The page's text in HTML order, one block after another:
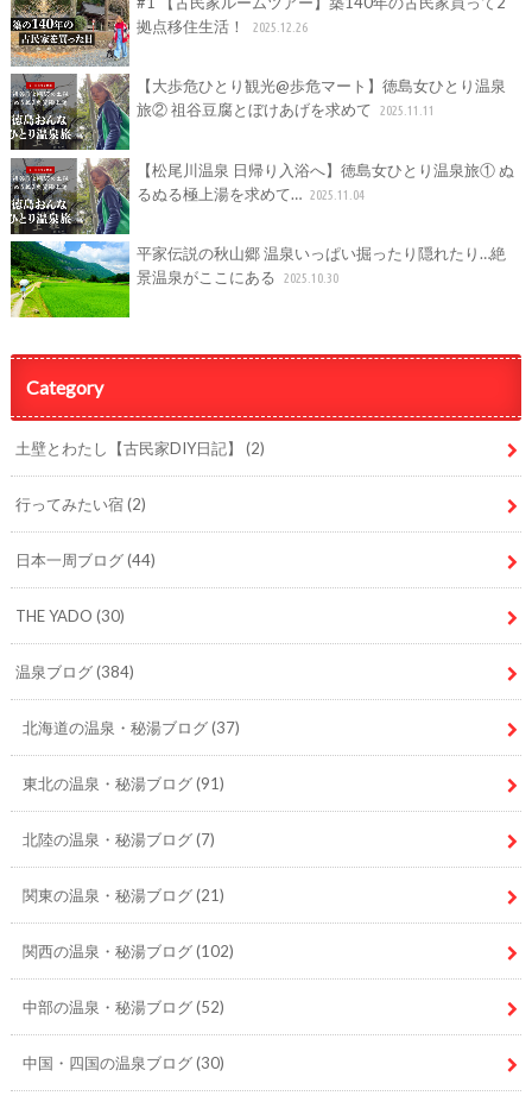
拠点移住生活！
2025.12.26
【大歩危ひとり観光@歩危マート】徳島女ひとり温泉
旅② 祖谷豆腐とぼけあげを求めて
2025.11.11
【松尾川温泉 日帰り入浴へ】徳島女ひとり温泉旅① ぬ
るぬる極上湯を求めて… 2025.11.04
平家伝説の秋山郷 温泉いっぱい掘ったり隠れたり…絶
景温泉がここにある
2025.10.30
Category
土壁とわたし【古民家DIY日記】 (2)
行ってみたい宿(2)
日本一周ブログ(44)
THE YADO (30)
温泉ブログ(384)
北海道の温泉・秘湯ブログ(37)
東北の温泉・秘湯ブログ(91)
北陸の温泉・秘湯ブログ(7)
関東の温泉・秘湯ブログ(21)
関西の温泉・秘湯ブログ(102)
中部の温泉・秘湯ブログ(52)
中国・四国の温泉ブログ(30)